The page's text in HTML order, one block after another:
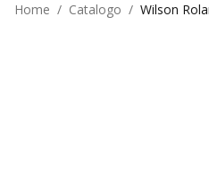
Home / Catalogo / Wilson